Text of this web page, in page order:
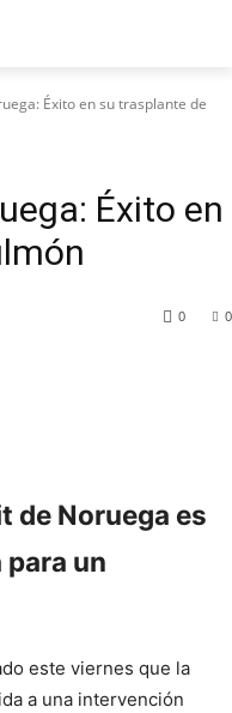
Éxito en su trasplante de
Éxito en
0
0
de Noruega es
un
este viernes que la
a una intervención